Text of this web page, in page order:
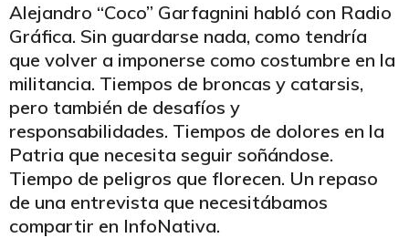
Alejandro “Coco” Garfagnini habló con Radio
Gráfica. Sin guardarse nada, como tendría
que volver a imponerse como costumbre en la
militancia. Tiempos de broncas y catarsis,
pero también de desafíos y
responsabilidades. Tiempos de dolores en la
Patria que necesita seguir soñándose.
Tiempo de peligros que florecen. Un repaso
de una entrevista que necesitábamos
compartir en InfoNativa.